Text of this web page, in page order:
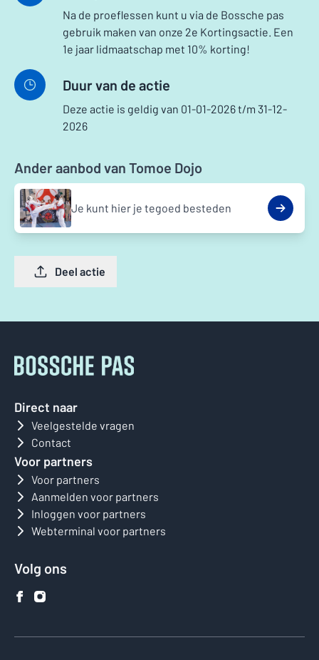
Na de proeflessen kunt u via de Bossche pas
gebruik maken van onze 2e Kortingsactie. Een
1e jaar lidmaatschap met 10% korting!
Duur van de actie
Deze actie is geldig van 01-01-2026 t/m 31-12-
2026
Ander aanbod van Tomoe Dojo
Je kunt hier je tegoed besteden
Deel actie
Direct naar
Veelgestelde vragen
Contact
Voor partners
Voor partners
Aanmelden voor partners
Inloggen voor partners
Webterminal voor partners
Volg ons